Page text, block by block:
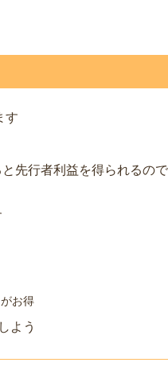
す
先行者利益を得られるの
お得
よう